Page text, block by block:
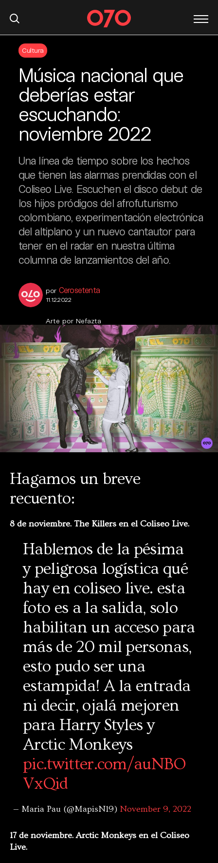
Cultura
Música nacional que
deberías estar
escuchando:
noviembre 2022
Una línea de tiempo sobre los hechos
que tienen las alarmas prendidas con el
Coliseo Live. Escuchen el disco debut de
los hijos pródigos del afrofuturismo
colombiano, experimentación electrónica
del altiplano y un nuevo cantautor para
tener en el radar en nuestra última
columna de lanzamientos del año.
por Cerosetenta
11.12.2022
Arte por Nefazta
Hagamos un breve
recuento:
8 de noviembre. The Killers en el Coliseo Live.
Hablemos de la pésima
y peligrosa logística qué
hay en coliseo live. esta
foto es a la salida, solo
habilitan un acceso para
más de 20 mil personas,
esto pudo ser una
estampida! A la entrada
ni decir, ojalá mejoren
para Harry Styles y
Arctic Monkeys
pic.twitter.com/auNBO
VxQid
— Maria Pau (@MapisN19) November 9, 2022
17 de noviembre. Arctic Monkeys en el Coliseo
Live.